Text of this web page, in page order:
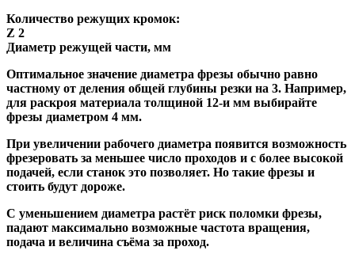
Количество режущих кромок:
Z 2
Диаметр режущей части, мм
Оптимальное значение диаметра фрезы обычно равно
частному от деления общей глубины резки на 3. Например,
для раскроя материала толщиной 12-и мм выбирайте
фрезы диаметром 4 мм.
При увеличении рабочего диаметра появится возможность
фрезеровать за меньшее число проходов и с более высокой
подачей, если станок это позволяет. Но такие фрезы и
стоить будут дороже.
С уменьшением диаметра растёт риск поломки фрезы,
падают максимально возможные частота вращения,
подача и величина съёма за проход.